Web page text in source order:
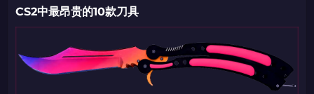
CS2中最昂贵的10款刀具